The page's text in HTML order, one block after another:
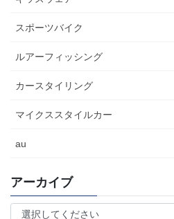
スポーツバイク
ルアーフィッシング
カースタイリング
マイクススタイルカー
au
アーカイブ